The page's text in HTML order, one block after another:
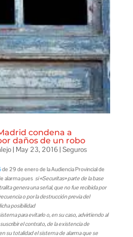
condena a
daños de un robo
| May 23, 2016| Seguros
de 29 de enero de la Audiencia Provincial de
alarma pues si «Securitas» parte de la base
genera una señal, que no fue recibida por
o por la destrucción previa del
posibilidad
para evitarlo o, en su caso, advirtiendo al
el contrato, de la existencia de
su totalidad el sistema de alarma que se